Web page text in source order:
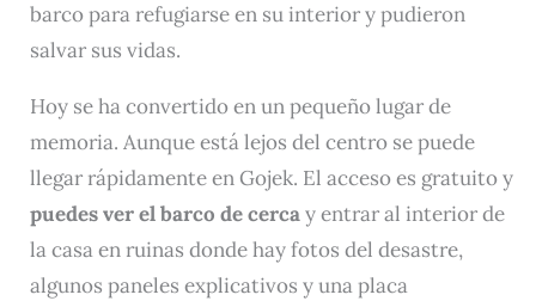
barco para refugiarse en su interior y pudieron
salvar sus vidas.
Hoy se ha convertido en un pequeño lugar de
memoria. Aunque está lejos del centro se puede
llegar rápidamente en Gojek. El acceso es gratuito y
puedes ver el barco de cercay entrar al interior de
la casa en ruinas donde hay fotos del desastre,
algunos paneles explicativos y una placa